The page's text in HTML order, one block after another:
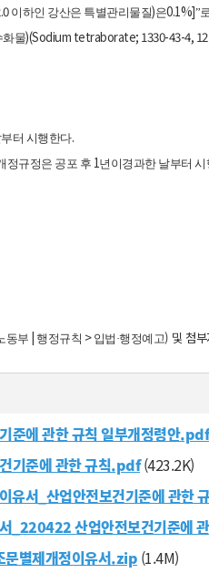
이하인 강산은 특별관리물질)은0.1%]”
화물)(Sodium tetraborate; 1330-43-4,
터 시행한다.
정규정은 공포 후 1년이경과한 날부터
동부 | 행정규칙 > 입법·행정예고) 및 첨
준에 관한 규칙 일부개정령안.pdf
기준에 관한 규칙.pdf(423.2K)
유서_산업안전보건기준에 관한
_220422 산업안전보건기준에
문별제개정이유서.zip (1.4M)